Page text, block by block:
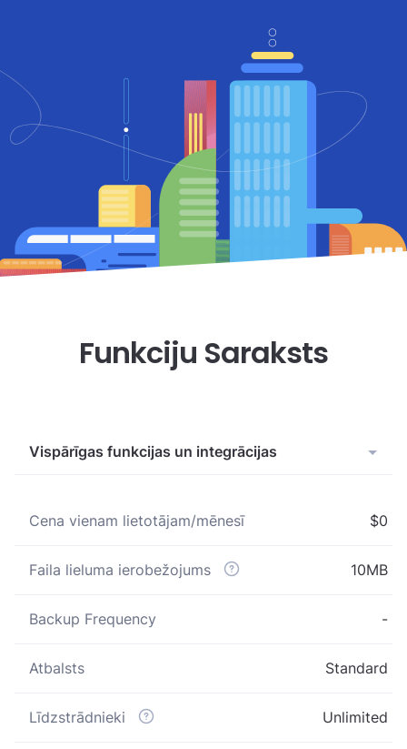
Funkciju Saraksts
Vispārīgas funkcijas un integrācijas
Cena vienam lietotājam/mēnesī $0
Faila lieluma ierobežojums 10MB
Backup Frequency -
Atbalsts Standard
Līdzstrādnieki Unlimited